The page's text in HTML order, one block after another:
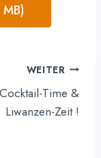
WEITER
Cocktail-Time &
Liwanzen-Zeit !